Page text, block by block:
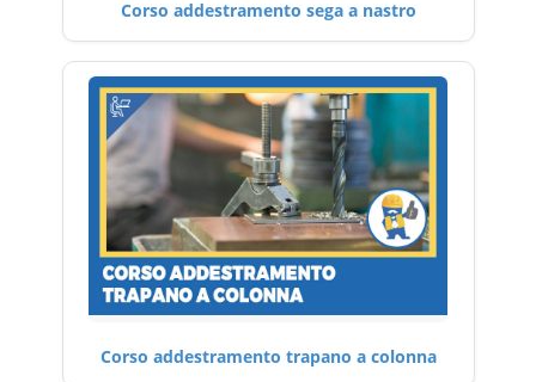
Corso addestramento sega a nastro
Corso addestramento trapano a colonna